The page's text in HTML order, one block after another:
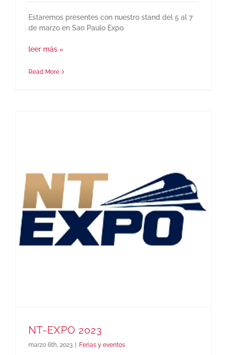
Estaremos presentes con nuestro stand del 5 al 7
de marzo en Sao Paulo Expo
leer más »
Read More
NT-EXPO 2023
marzo 6th, 2023 | Ferias y eventos